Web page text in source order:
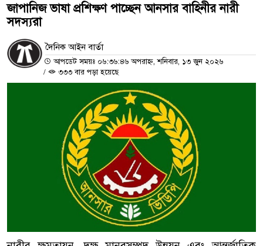
জাপানিজ ভাষা প্রশিক্ষণ পাচ্ছেন আনসার বাহিনীর নারী
সদস্যরা
দৈনিক আইন বার্তা
আপডেট সময়ঃ ০৬:৩৬:৪৬ অপরাহ্ন, শনিবার, ১৩ জুন ২০২৬
/
৩৩৩ বার পড়া হয়েছে